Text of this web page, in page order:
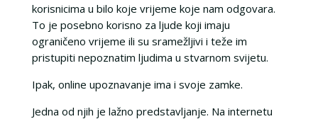
korisnicima u bilo koje vrijeme koje nam odgovara.
To je posebno korisno za ljude koji imaju
ograničeno vrijeme ili su sramežljivi i teže im
pristupiti nepoznatim ljudima u stvarnom svijetu.
Ipak, online upoznavanje ima i svoje zamke.
Jedna od njih je lažno predstavljanje. Na internetu